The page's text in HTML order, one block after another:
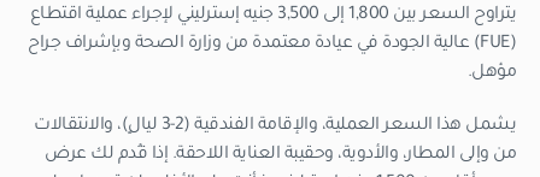
يتراوح السعر بين 1,800 إلى 3,500 جنيه إسترليني لإجراء عملية اقتطاع
(FUE) عالية الجودة في عيادة معتمدة من وزارة الصحة وبإشراف جراح
مؤهل.
يشمل هذا السعر العملية، والإقامة الفندقية (2-3 ليالٍ)، والانتقالات
من وإلى المطار، والأدوية، وحقيبة العناية اللاحقة. إذا قُدم لك عرض